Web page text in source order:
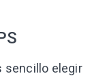
sencillo elegir